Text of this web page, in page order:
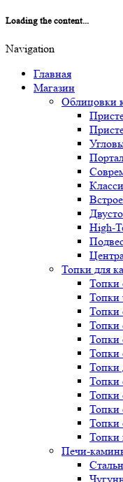
Loading the content...
Navigation
Главная
Магазин
Облицовки
High-
Топки для
Топки
Топки
Топки
Топки
Топки
Топки
Топки
Топки
Топки
Топки
Топки
Топки
Печи-